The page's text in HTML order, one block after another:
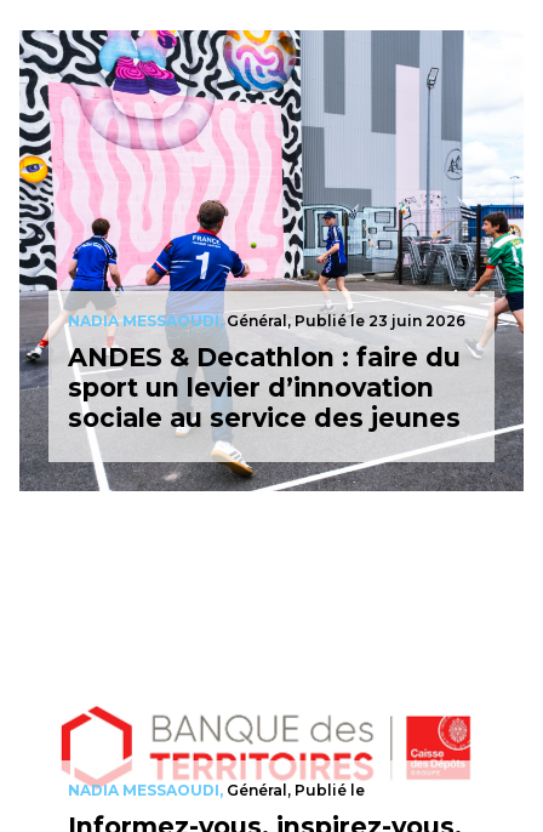
NADIA MESSAOUDI,Général, Publié le 23 juin 2026
ANDES & Decathlon : faire du
sport un levier d’innovation
sociale au service des jeunes
NADIA MESSAOUDI, Général, Publié le